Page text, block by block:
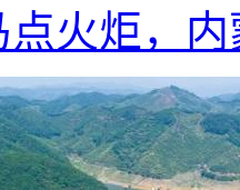
火炬，